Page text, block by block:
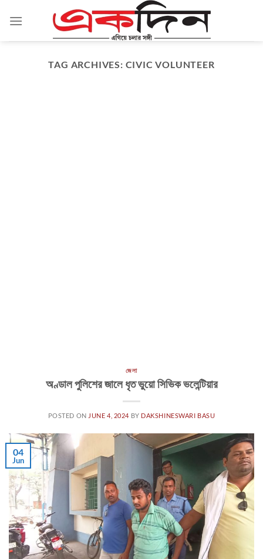
TAG ARCHIVES: CIVIC VOLUNTEER
জেলা
অণ্ডাল পুলিশের জালে ধৃত ভুয়ো সিভিক ভলেন্টিয়ার
POSTED ON JUNE 4, 2024 BY DAKSHINESWARI BASU
04
Jun